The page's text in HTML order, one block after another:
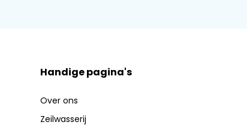
Handige pagina's
Over ons
Zeilwasserij